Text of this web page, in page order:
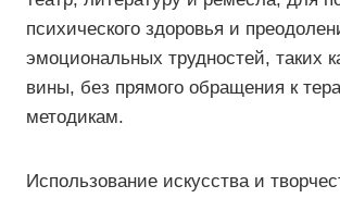
психического здоровья и
эмоциональных трудностей, таких
вины, без прямого обращения к
методикам.
Использование искусства и